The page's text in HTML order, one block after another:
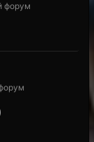
форум